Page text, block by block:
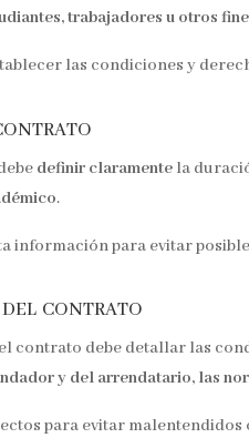
trabajadores u otros
las condiciones y
definir claramente la
.
información para evitar
del contrato
contrato debe detallar las
y del arrendatario, las
para evitar